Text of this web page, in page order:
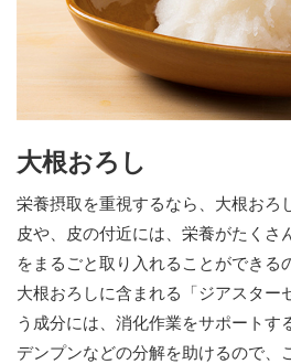
大根おろし
栄養摂取を重視するなら、大根おろ
皮や、皮の付近には、栄養がたくさ
をまるごと取り入れることができる
大根おろしに含まれる「ジアスター
う成分には、消化作業をサポートす
デンプンなどの分解を助けるので、